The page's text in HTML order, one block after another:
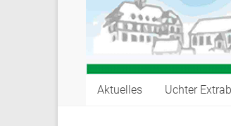
Aktuelles Uchter